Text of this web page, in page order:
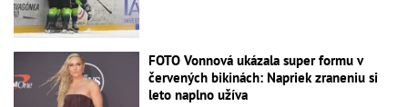
FOTO Vonnová ukázala super formu v
červených bikinách: Napriek zraneniu si
leto naplno užíva